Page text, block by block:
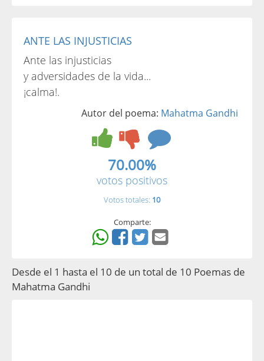
ANTE LAS INJUSTICIAS
Ante las injusticias
y adversidades de la vida...
¡calma!.
Autor del poema: Mahatma Gandhi
70.00%
votos positivos
Votos totales: 10
Comparte:
Desde el 1 hasta el 10 de un total de 10 Poemas de
Mahatma Gandhi